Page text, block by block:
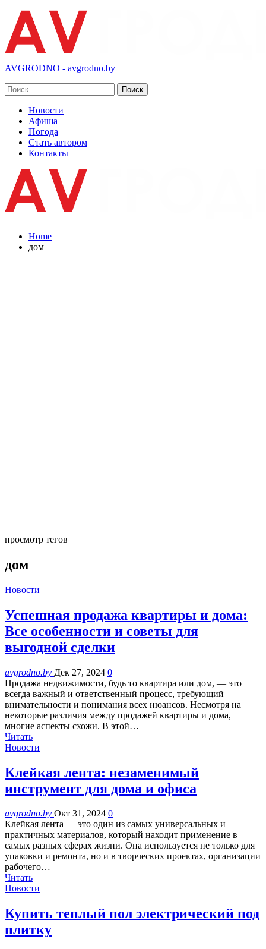
AVGRODNO - avgrodno.by
Новости
Афиша
Погода
Стать автором
Контакты
Home
дом
просмотр тегов
дом
Новости
Успешная продажа квартиры и дома:
Все особенности и советы для
выгодной сделки
avgrodno.by Дек 27, 2024 0
Продажа недвижимости, будь то квартира или дом, — это
всегда важный и ответственный процесс, требующий
внимательности и понимания всех нюансов. Несмотря на
некоторые различия между продажей квартиры и дома,
многие аспекты схожи. В этой…
Читать
Новости
Клейкая лента: незаменимый
инструмент для дома и офиса
avgrodno.by Окт 31, 2024 0
Клейкая лента — это один из самых универсальных и
практичных материалов, который находит применение в
самых разных сферах жизни. Она используется не только для
упаковки и ремонта, но и в творческих проектах, организации
рабочего…
Читать
Новости
Купить теплый пол электрический под
плитку